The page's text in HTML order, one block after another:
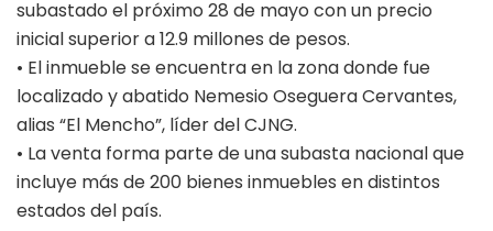
subastado el próximo 28 de mayo con un precio
inicial superior a 12.9 millones de pesos.
• El inmueble se encuentra en la zona donde fue
localizado y abatido Nemesio Oseguera Cervantes,
alias “El Mencho”, líder del CJNG.
• La venta forma parte de una subasta nacional que
incluye más de 200 bienes inmuebles en distintos
estados del país.